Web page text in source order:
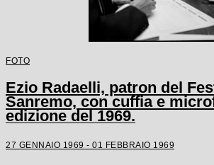
FOTO
Ezio Radaelli, patron del
Sanremo, con cuffia e
edizione del 1969.
27 GENNAIO 1969 - 01 FEBBRAIO 1969